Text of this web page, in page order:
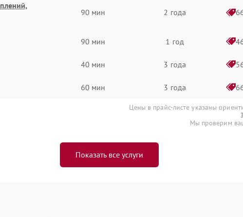
90 мин 2 года
90 мин 1 год
40 мин 3 года
60 мин 3 года
Цены в прайс-листе указаны
Мы проверим
Показать все услуги